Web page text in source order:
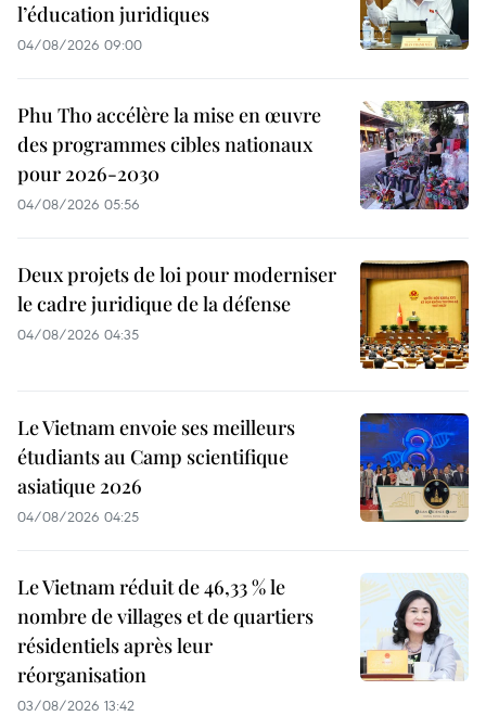
l’éducation juridiques
04/08/2026 09:00
Phu Tho accélère la mise en œuvre
des programmes cibles nationaux
pour 2026-2030
04/08/2026 05:56
Deux projets de loi pour moderniser
le cadre juridique de la défense
04/08/2026 04:35
Le Vietnam envoie ses meilleurs
étudiants au Camp scientifique
asiatique 2026
04/08/2026 04:25
Le Vietnam réduit de 46,33 % le
nombre de villages et de quartiers
résidentiels après leur
réorganisation
03/08/2026 13:42